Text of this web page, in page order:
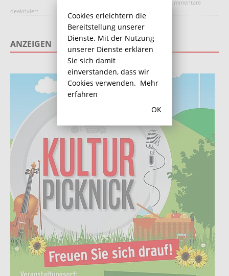
Kommentare
deaktiviert
ANZEIGEN
Cookies erleichtern die
Bereitstellung unserer
Dienste. Mit der Nutzung
unserer Dienste erklären
Sie sich damit
einverstanden, dass wir
Cookies verwenden. Mehr
erfahren
OK